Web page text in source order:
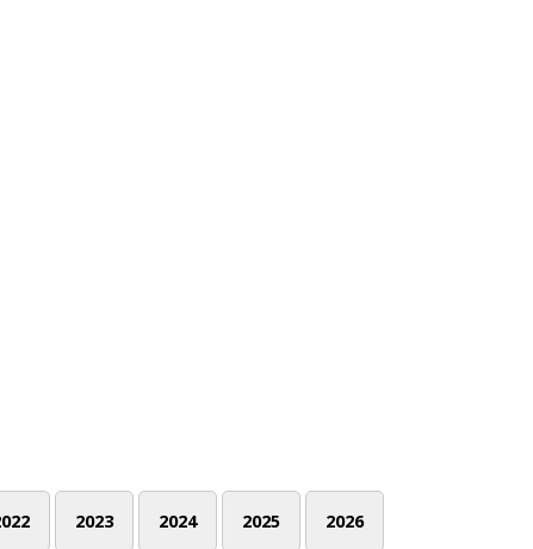
2023 2024 2025 2026